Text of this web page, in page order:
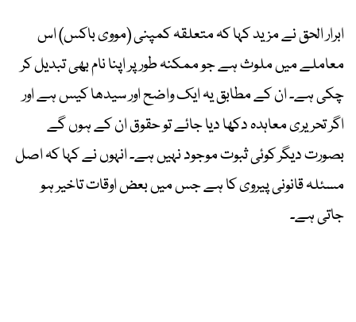
ابرار الحق نے مزید کہا کہ متعلقہ کمپنی (مووی باکس) اس
معاملے میں ملوث ہے جو ممکنہ طور پر اپنا نام بھی تبدیل کر
چکی ہے۔ ان کے مطابق یہ ایک واضح اور سیدھا کیس ہے اور
اگر تحریری معاہدہ دکھا دیا جائے تو حقوق ان کے ہوں گے
بصورت دیگر کوئی ثبوت موجود نہیں ہے۔ انہوں نے کہا کہ اصل
مسئلہ قانونی پیروی کا ہے جس میں بعض اوقات تاخیر ہو
جاتی ہے۔